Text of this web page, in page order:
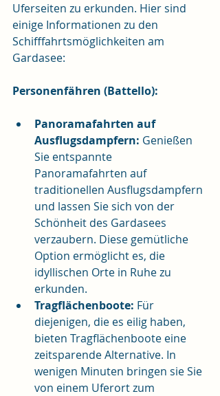
Uferseiten zu erkunden. Hier sind
einige Informationen zu den
Schifffahrtsmöglichkeiten am
Gardasee:
Personenfähren (Battello):
Panoramafahrten auf
Ausflugsdampfern: Genießen
Sie entspannte
Panoramafahrten auf
traditionellen Ausflugsdampfern
und lassen Sie sich von der
Schönheit des Gardasees
verzaubern. Diese gemütliche
Option ermöglicht es, die
idyllischen Orte in Ruhe zu
erkunden.
Tragflächenboote: Für
diejenigen, die es eilig haben,
bieten Tragflächenboote eine
zeitsparende Alternative. In
wenigen Minuten bringen sie Sie
von einem Uferort zum